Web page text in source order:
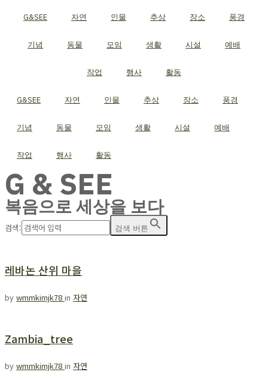
G&SEE 자연 인물 추상 장소 풍경
기념 동물 모임 생활 시설 예배
작업 행사 활동
G&SEE 자연 인물 추상 장소 풍경
기념 동물 모임 생활 시설 예배
작업 행사 활동
G & SEE
복음으로 세상을 보다
검색: 검색 버튼
레바논 산위 마을
by wmmkimjk78 in 자연
Zambia_tree
by wmmkimjk78 in 자연